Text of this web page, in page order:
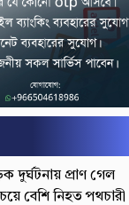
দুর্ঘটনায় প্রাণ গেল
বেশি নিহত পথচারী